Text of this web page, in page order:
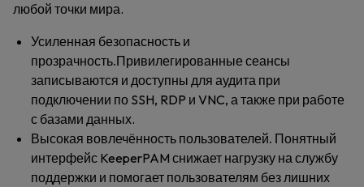
любой точки мира.
Усиленная безопасность и
прозрачность.Привилегированные сеансы
записываются и доступны для аудита при
подключении по SSH, RDP и VNC, а также при работе
с базами данных.
Высокая вовлечённость пользователей. Понятный
интерфейс KeeperPAM снижает нагрузку на службу
поддержки и помогает пользователям без лишних